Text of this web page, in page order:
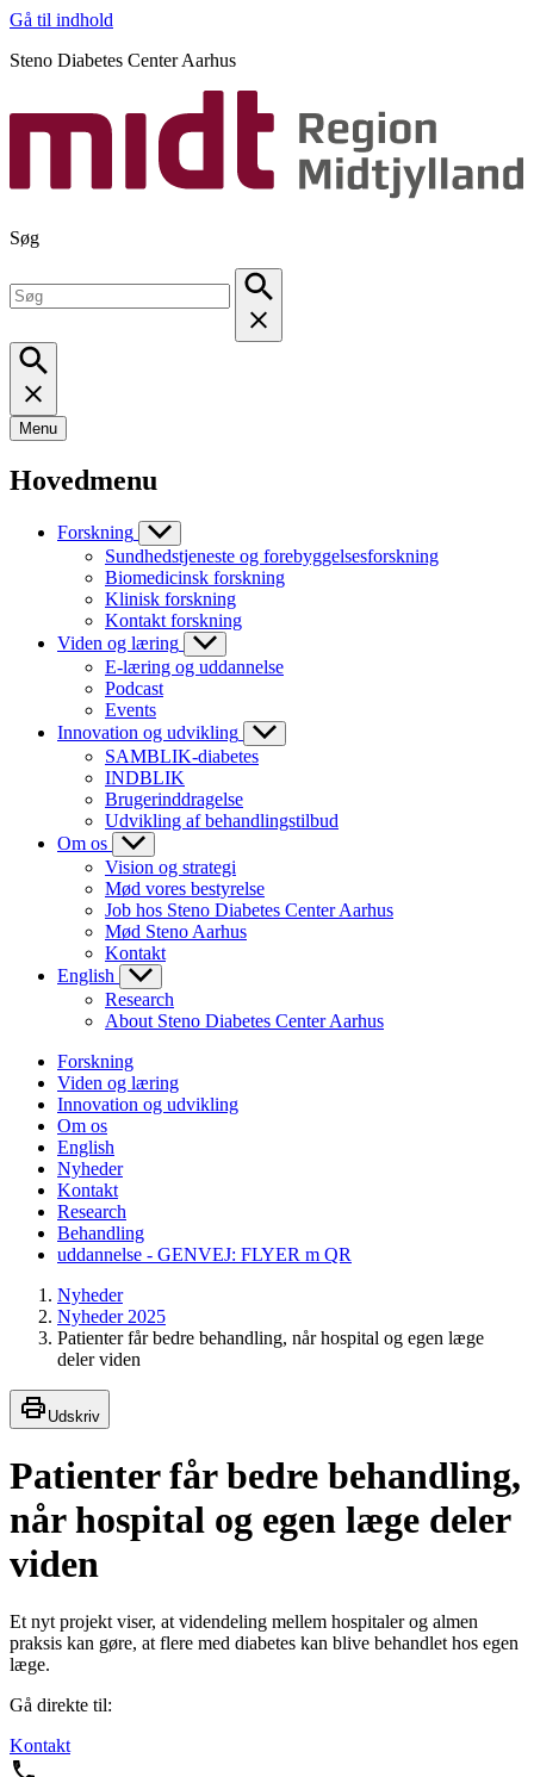
Gå til indhold
Steno Diabetes Center Aarhus
Søg
Menu
Hovedmenu
Forskning
Sundhedstjeneste og forebyggelsesforskning
Biomedicinsk forskning
Klinisk forskning
Kontakt forskning
Viden og læring
E-læring og uddannelse
Podcast
Events
Innovation og udvikling
SAMBLIK-diabetes
INDBLIK
Brugerinddragelse
Udvikling af behandlingstilbud
Om os
Vision og strategi
Mød vores bestyrelse
Job hos Steno Diabetes Center Aarhus
Mød Steno Aarhus
Kontakt
English
Research
About Steno Diabetes Center Aarhus
Forskning
Viden og læring
Innovation og udvikling
Om os
English
Nyheder
Kontakt
Research
Behandling
uddannelse - GENVEJ: FLYER m QR
Nyheder
Nyheder 2025
Patienter får bedre behandling, når hospital og egen læge
deler viden
Udskriv
Patienter får bedre behandling,
når hospital og egen læge deler
viden
Et nyt projekt viser, at videndeling mellem hospitaler og almen
praksis kan gøre, at flere med diabetes kan blive behandlet hos egen
læge.
Gå direkte til:
Kontakt